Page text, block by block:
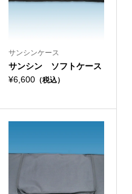
サンシンケース
サンシン ソフトケース
¥6,600 （税込）